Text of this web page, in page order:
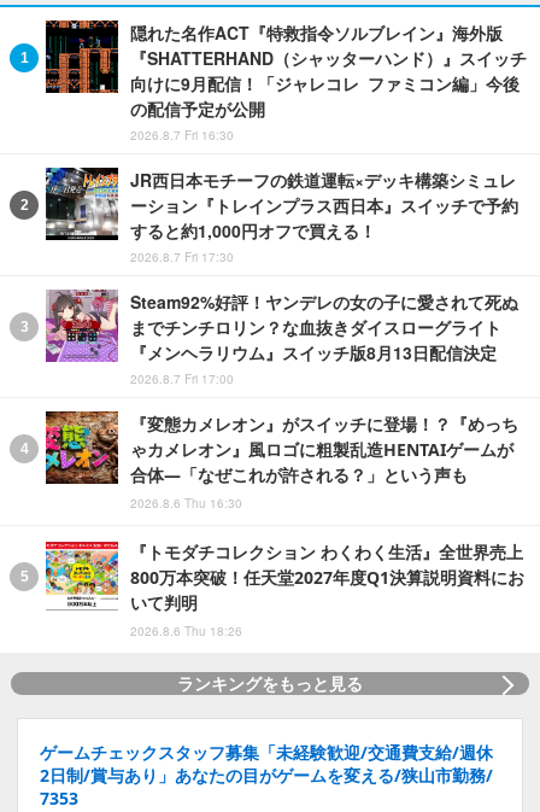
隠れた名作ACT『特救指令ソルブレイン』海外版
『SHATTERHAND（シャッターハンド）』スイッチ
向けに9月配信！「ジャレコレ ファミコン編」今後
の配信予定が公開
2026.8.7 Fri 16:30
JR西日本モチーフの鉄道運転×デッキ構築シミュレ
ーション『トレインプラス西日本』スイッチで予約
すると約1,000円オフで買える！
2026.8.7 Fri 17:30
Steam92%好評！ヤンデレの女の子に愛されて死ぬ
までチンチロリン？な血抜きダイスローグライト
『メンヘラリウム』スイッチ版8月13日配信決定
2026.8.7 Fri 17:00
『変態カメレオン』がスイッチに登場！？『めっち
ゃカメレオン』風ロゴに粗製乱造HENTAIゲームが
合体―「なぜこれが許される？」という声も
2026.8.6 Thu 16:30
『トモダチコレクション わくわく生活』全世界売上
800万本突破！任天堂2027年度Q1決算説明資料にお
いて判明
2026.8.6 Thu 18:26
ランキングをもっと見る
ゲームチェックスタッフ募集「未経験歓迎/交通費支給/週休
2日制/賞与あり」あなたの目がゲームを変える/狭山市勤務/
7353